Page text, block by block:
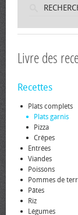
Livre des
Recettes
Plats complets
Plats garnis
Pizza
Crêpes
Entrées
Viandes
Poissons
Pommes de
Pâtes
Riz
Légumes